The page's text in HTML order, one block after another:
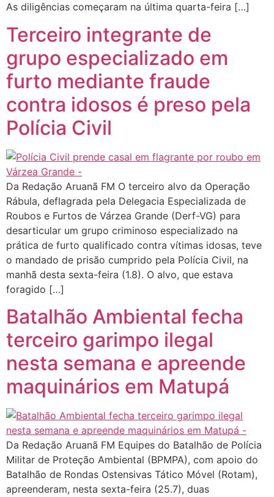
As diligências começaram na última quarta-feira […]
Terceiro integrante de
grupo especializado em
furto mediante fraude
contra idosos é preso pela
Polícia Civil
Da Redação Aruanã FM O terceiro alvo da Operação
Rábula, deflagrada pela Delegacia Especializada de
Roubos e Furtos de Várzea Grande (Derf-VG) para
desarticular um grupo criminoso especializado na
prática de furto qualificado contra vítimas idosas, teve
o mandado de prisão cumprido pela Polícia Civil, na
manhã desta sexta-feira (1.8). O alvo, que estava
foragido […]
Batalhão Ambiental fecha
terceiro garimpo ilegal
nesta semana e apreende
maquinários em Matupá
Da Redação Aruanã FM Equipes do Batalhão de Polícia
Militar de Proteção Ambiental (BPMPA), com apoio do
Batalhão de Rondas Ostensivas Tático Móvel (Rotam),
apreenderam, nesta sexta-feira (25.7), duas